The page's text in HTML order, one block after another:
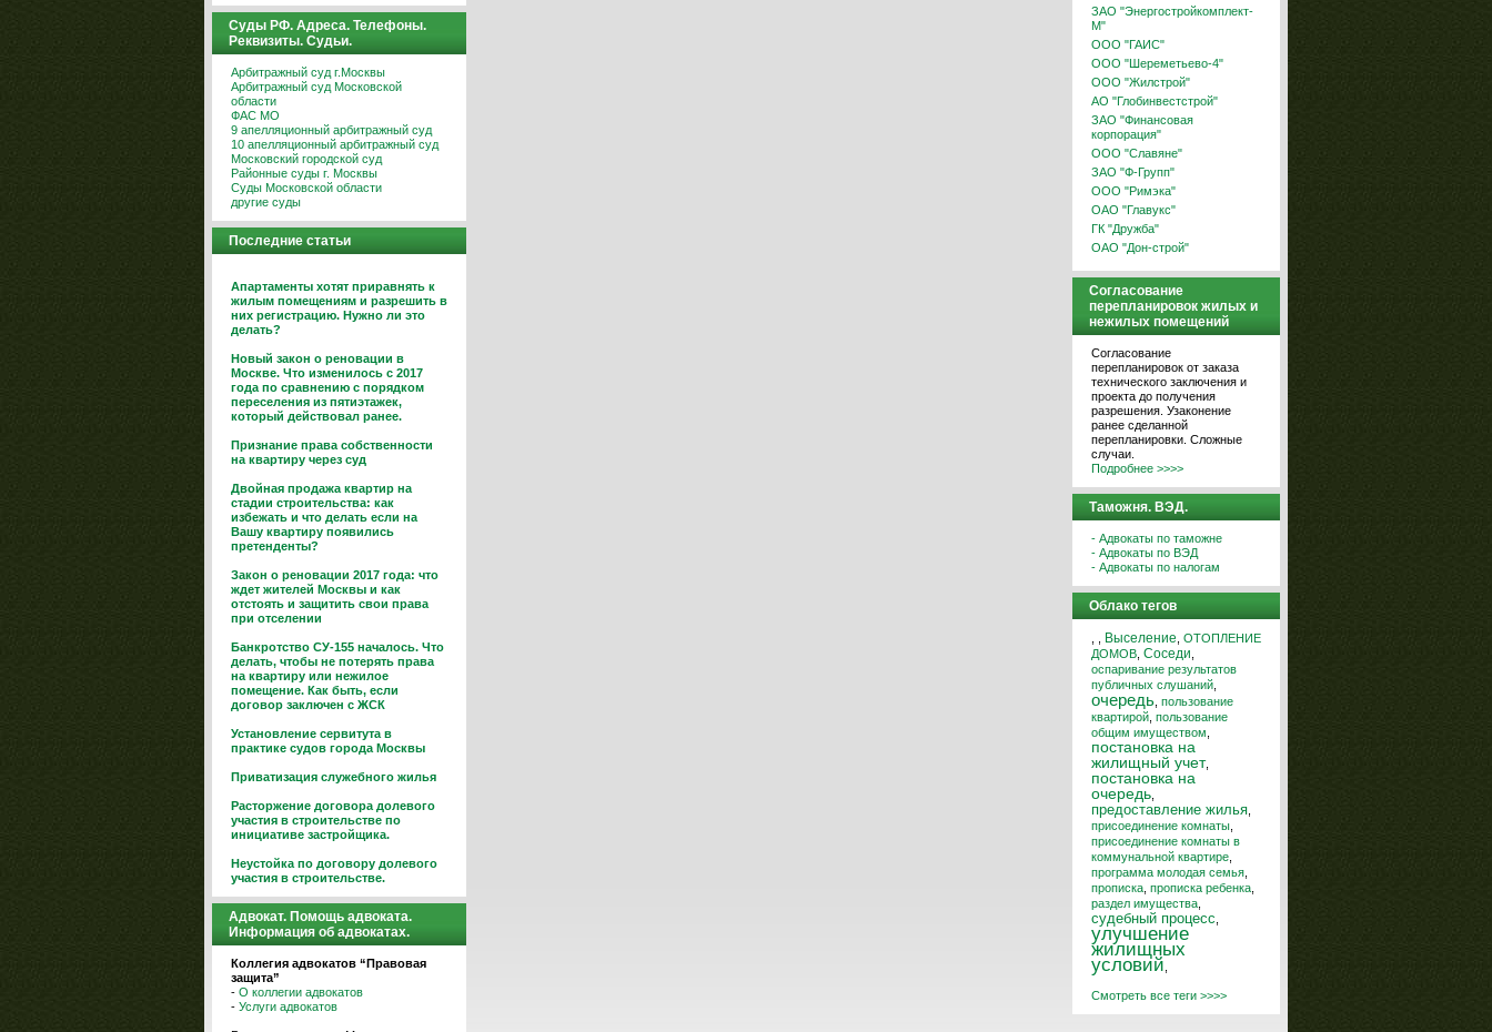
Суды РФ. Адреса. Телефоны.
Реквизиты. Судьи.
Арбитражный суд г.Москвы
Арбитражный суд Московской
области
ФАС МО
9 апелляционный арбитражный суд
10 апелляционный арбитражный суд
Московский городской суд
Районные суды г. Москвы
Суды Московской области
другие суды
Последние статьи
Апартаменты хотят приравнять к
жилым помещениям и разрешить в
них регистрацию. Нужно ли это
делать?
Новый закон о реновации в
Москве. Что изменилось с 2017
года по сравнению с порядком
переселения из пятиэтажек,
который действовал ранее.
Признание права собственности
на квартиру через суд
Двойная продажа квартир на
стадии строительства: как
избежать и что делать если на
Вашу квартиру появились
претенденты?
Закон о реновации 2017 года: что
ждет жителей Москвы и как
отстоять и защитить свои права
при отселении
Банкротство СУ-155 началось. Что
делать, чтобы не потерять права
на квартиру или нежилое
помещение. Как быть, если
договор заключен с ЖСК
Установление сервитута в
практике судов города Москвы
Приватизация служебного жилья
Расторжение договора долевого
участия в строительстве по
инициативе застройщика.
Неустойка по договору долевого
участия в строительстве.
Адвокат. Помощь адвоката.
Информация об адвокатах.
Коллегия адвокатов “Правовая
защита”
- О коллегии адвокатов
- Услуги адвокатов
ЗАО "Энергостройкомплект-
М"
ООО "ГАИС"
ООО "Шереметьево-4"
ООО "Жилстрой"
АО "Глобинвестстрой"
ЗАО "Финансовая
корпорация"
ООО "Славяне"
ЗАО "Ф-Групп"
ООО "Римэка"
ОАО "Главукс"
ГК "Дружба"
ОАО "Дон-строй"
Согласование
перепланировок жилых и
нежилых помещений
Согласование
перепланировок от заказа
технического заключения и
проекта до получения
разрешения. Узаконение
ранее сделанной
перепланировки. Сложные
случаи.
Подробнее >>>>
Таможня. ВЭД.
- Адвокаты по таможне
- Адвокаты по ВЭД
- Адвокаты по налогам
Облако тегов
Выселение ОТОПЛЕНИЕ
ДОМОВ Соседи
оспаривание результатов
публичных слушаний
очередь пользование
квартирой пользование
общим имуществом
постановка на
жилищный учет,
постановка на
очередь
предоставление жилья
присоединение комнаты
присоединение комнаты в
коммунальной квартире
программа молодая семья
прописка прописка ребенка
раздел имущества
судебный процесс
улучшение
жилищных
условий
Смотреть все теги >>>>